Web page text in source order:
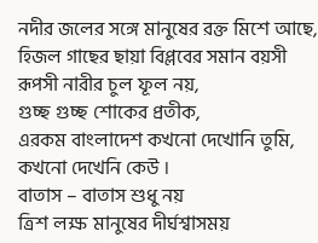
নদীর জলের সঙ্গে মানুষের রক্ত মিশে আছে,
হিজল গাছের ছায়া বিপ্লবের সমান বয়সী
রূপসী নারীর চুল ফূল নয়,
গুচ্ছ গুচ্ছ শোকের প্রতীক,
এরকম বাংলাদেশ কখনো দেখোনি তুমি,
কখনো দেখেনি কেউ ।
বাতাস – বাতাস শুধু নয়
ত্রিশ লক্ষ মানুষের দীর্ঘশ্বাসময়